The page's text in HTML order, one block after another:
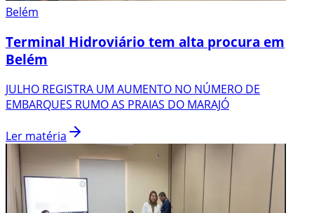
Belém
Terminal Hidroviário tem alta procura em
Belém
JULHO REGISTRA UM AUMENTO NO NÚMERO DE
EMBARQUES RUMO AS PRAIAS DO MARAJÓ
Ler matéria